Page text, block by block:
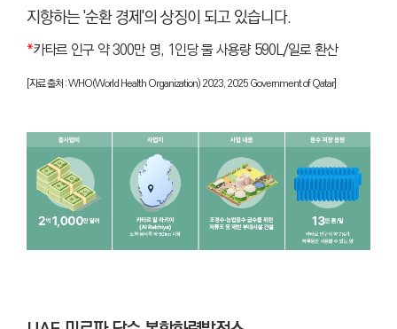
지향하는 '순환 경제'의 상징이 되고 있습니다.
*카타르 인구 약 300만 명, 1인당 물 사용량 590L/일로 환산
[자료 출처 : WHO(World Health Organization) 2023, 2025 Government of Qatar]